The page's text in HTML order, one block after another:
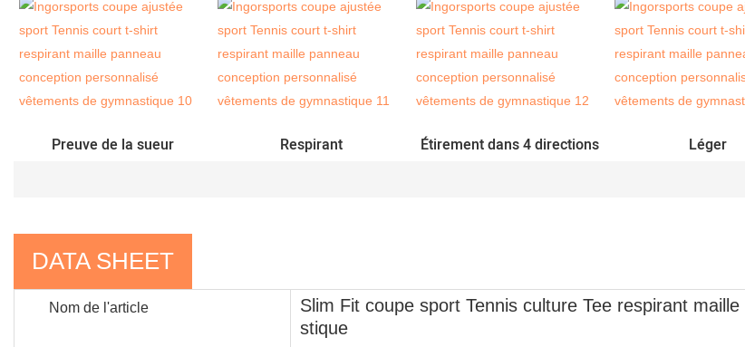
Preuve de la sueur Respirant Étirement dans 4 directions Léger
DATA SHEET
Nom de l'article
Slim Fit coupe sport Tennis culture Tee respirant
stique